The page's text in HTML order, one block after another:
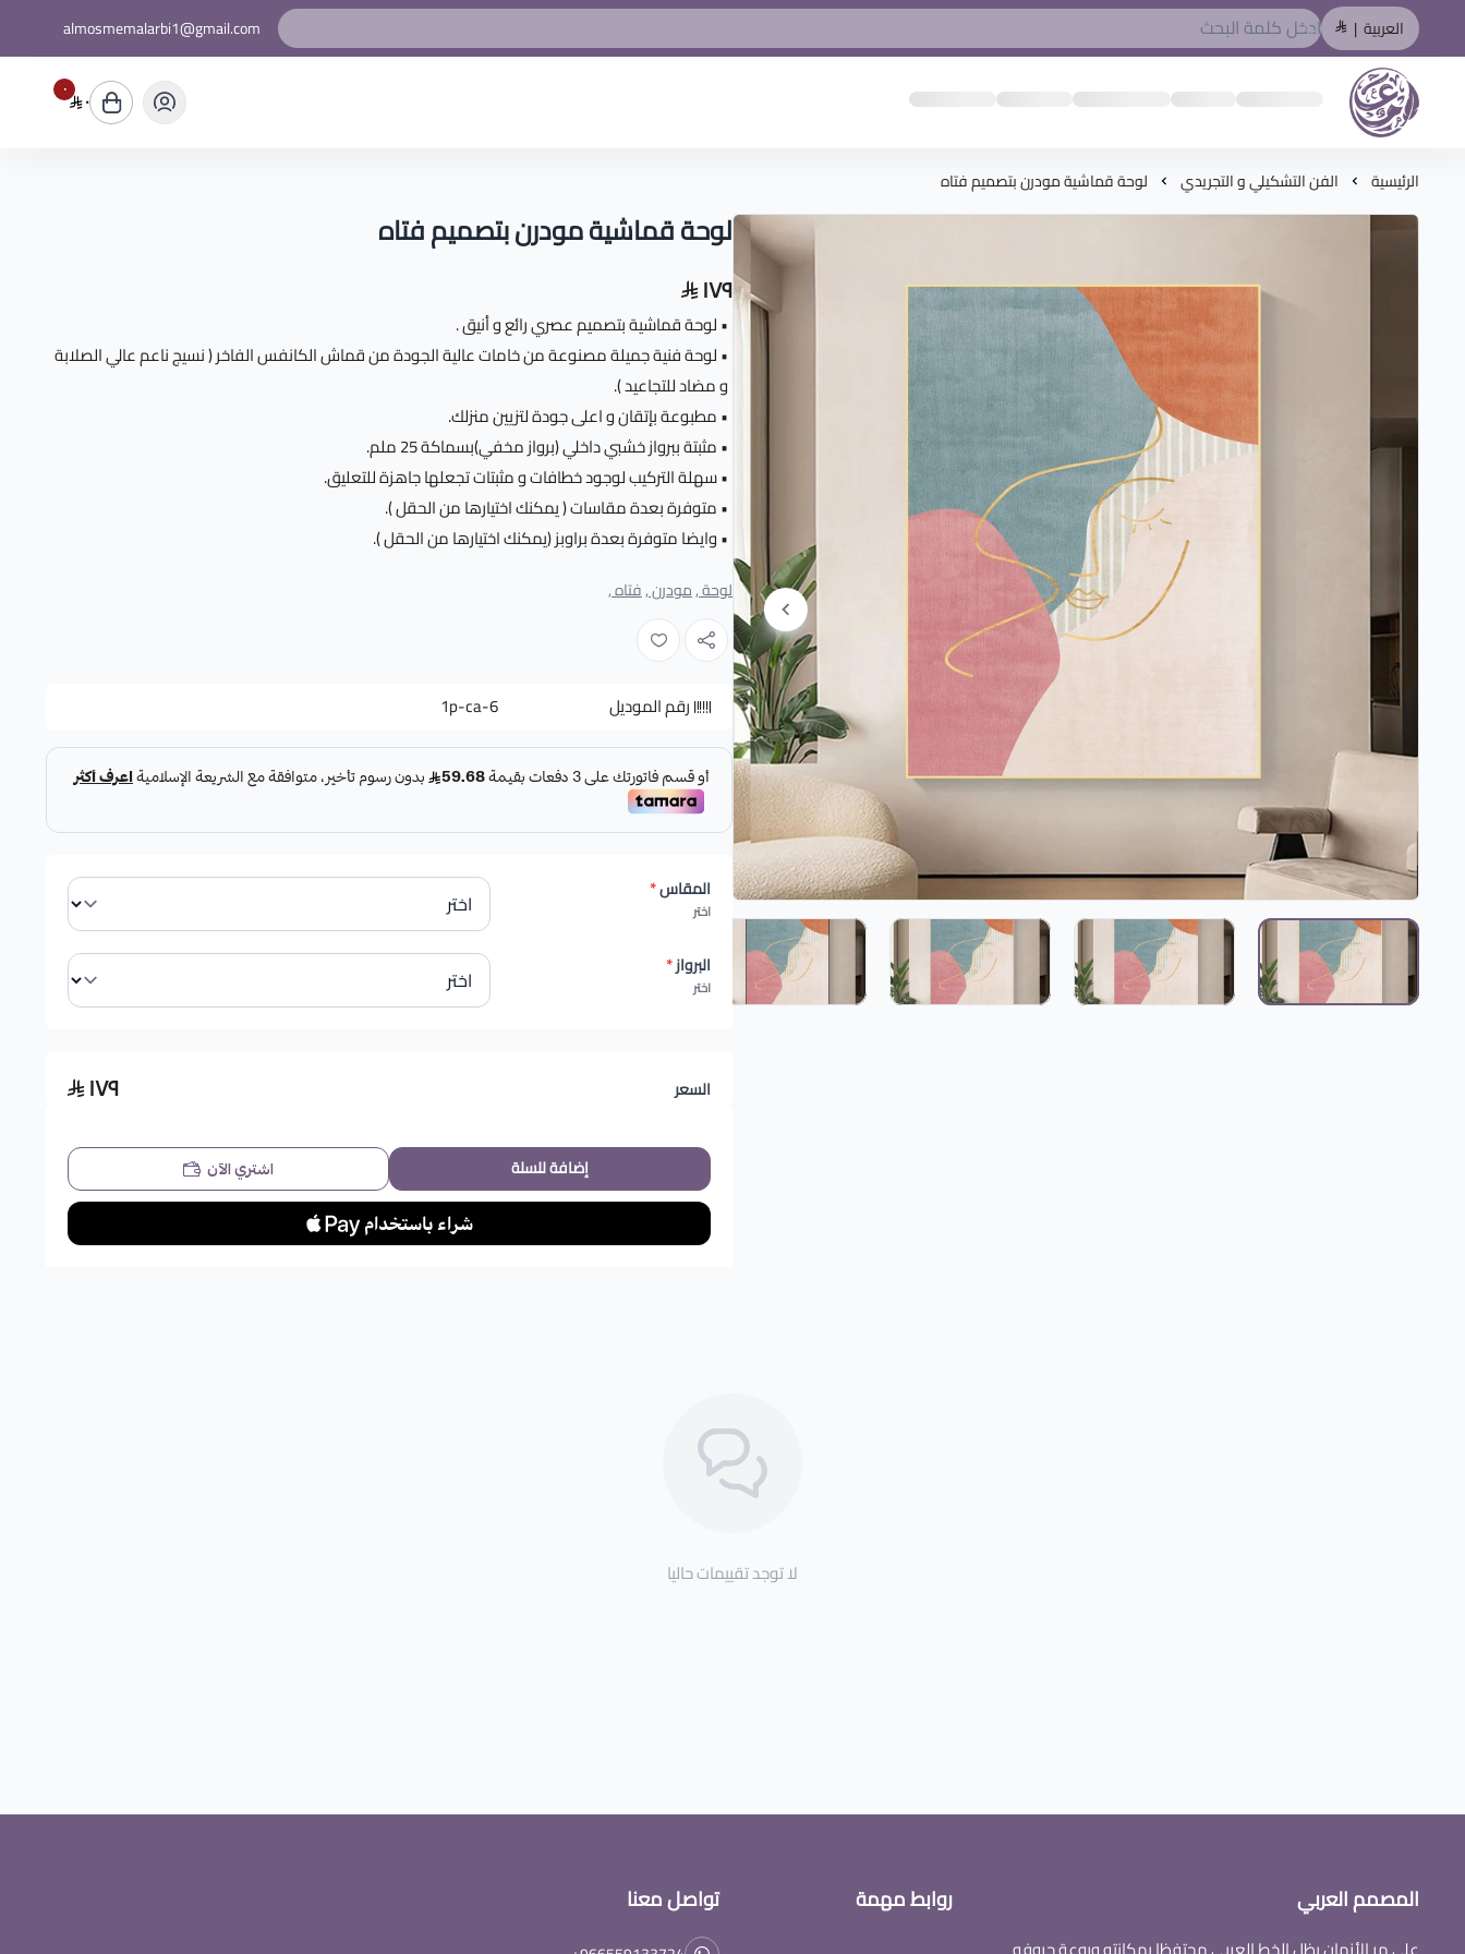
العربية |
almosmemalarbi1@gmail.com
المصمم العربي
٠ ٠
الرئيسية الفن التشكيلي و التجريدي لوحة قماشية مودرن بتصميم فتاه
لوحة قماشية مودرن بتصميم فتاه
١٧٩
• لوحة قماشية بتصميم عصري رائع و أنيق .
• لوحة فنية جميلة مصنوعة من خامات عالية الجودة من قماش الكانفس الفاخر ( نسيج ناعم عالي الصلابة
و مضاد للتجاعيد ).
• مطبوعة بإتقان و اعلى جودة لتزيين منزلك.
• مثبتة ببرواز خشبي داخلي (برواز مخفي)بسماكة 25 ملم.
• سهلة التركيب لوجود خطافات و مثبتات تجعلها جاهزة للتعليق.
• متوفرة بعدة مقاسات ( يمكنك اختيارها من الحقل ).
• وايضا متوفرة بعدة براوبز (يمكنك اختيارها من الحقل ).
لوحة ,مودرن ,فتاه ,
رقم الموديل 1p-ca-6
المقاس*
اختر
البرواز*
اختر
السعر ١٧٩
إضافة للسلة اشتري الآن
لا توجد تقييمات حاليا
المصمم العربي روابط مهمة تواصل معنا